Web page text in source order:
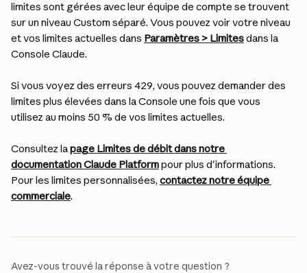
limites sont gérées avec leur équipe de compte se trouvent
sur un niveau Custom séparé. Vous pouvez voir votre niveau
et vos limites actuelles dans Paramètres > Limites dans la
Console Claude.
Si vous voyez des erreurs 429, vous pouvez demander des
limites plus élevées dans la Console une fois que vous
utilisez au moins 50 % de vos limites actuelles.
Consultez la page Limites de débit dans notre
documentation Claude Platform pour plus d'informations.
Pour les limites personnalisées, contactez notre équipe
commerciale.
Avez-vous trouvé la réponse à votre question ?